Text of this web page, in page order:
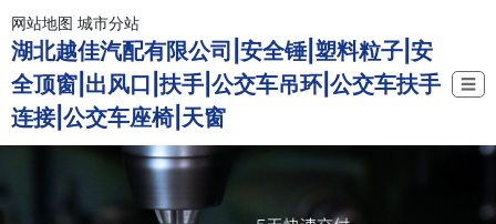
网站地图 城市分站
湖北越佳汽配有限公司|安全锤|塑料粒子|安
全顶窗|出风口|扶手|公交车吊环|公交车扶手
连接|公交车座椅|天窗
☰